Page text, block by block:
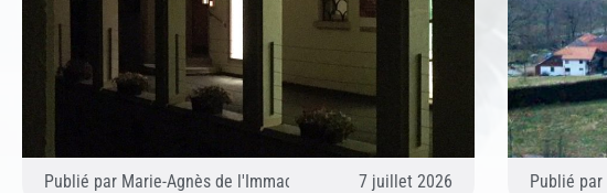
Publié par Marie-Agnès de l'Immaculée Conception (Agnès du Pâquier)
7 juillet 2026 Publié par